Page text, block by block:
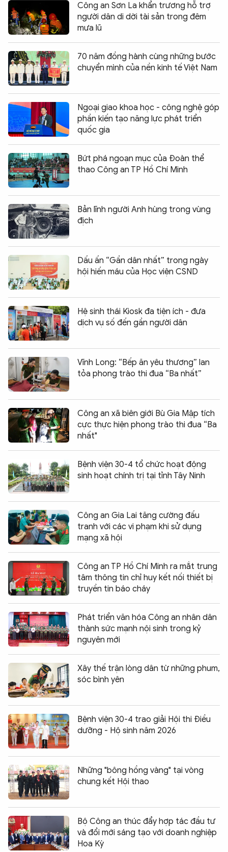
Công an Sơn La khẩn trương hỗ trợ
người dân di dời tài sản trong đêm
mưa lũ
70 năm đồng hành cùng những bước
chuyển mình của nền kinh tế Việt Nam
Ngoại giao khoa học - công nghệ góp
phần kiến tạo năng lực phát triển
quốc gia
Bứt phá ngoạn mục của Đoàn thể
thao Công an TP Hồ Chí Minh
Bản lĩnh người Anh hùng trong vùng
địch
Dấu ấn “Gần dân nhất” trong ngày
hội hiến máu của Học viện CSND
Hệ sinh thái Kiosk đa tiện ích - đưa
dịch vụ số đến gần người dân
Vĩnh Long: “Bếp ăn yêu thương” lan
tỏa phong trào thi đua “Ba nhất”
Công an xã biên giới Bù Gia Mập tích
cực thực hiện phong trào thi đua “Ba
nhất"
Bệnh viện 30-4 tổ chức hoạt động
sinh hoạt chính trị tại tỉnh Tây Ninh
Công an Gia Lai tăng cường đấu
tranh với các vi phạm khi sử dụng
mạng xã hội
Công an TP Hồ Chí Minh ra mắt trung
tâm thông tin chỉ huy kết nối thiết bị
truyền tin báo cháy
Phát triển văn hóa Công an nhân dân
thành sức mạnh nội sinh trong kỷ
nguyên mới
Xây thế trận lòng dân từ những phum,
sóc bình yên
Bệnh viện 30-4 trao giải Hội thi Điều
dưỡng - Hộ sinh năm 2026
Những "bông hồng vàng" tại vòng
chung kết Hội thao
Bộ Công an thúc đẩy hợp tác đầu tư
và đổi mới sáng tạo với doanh nghiệp
Hoa Kỳ